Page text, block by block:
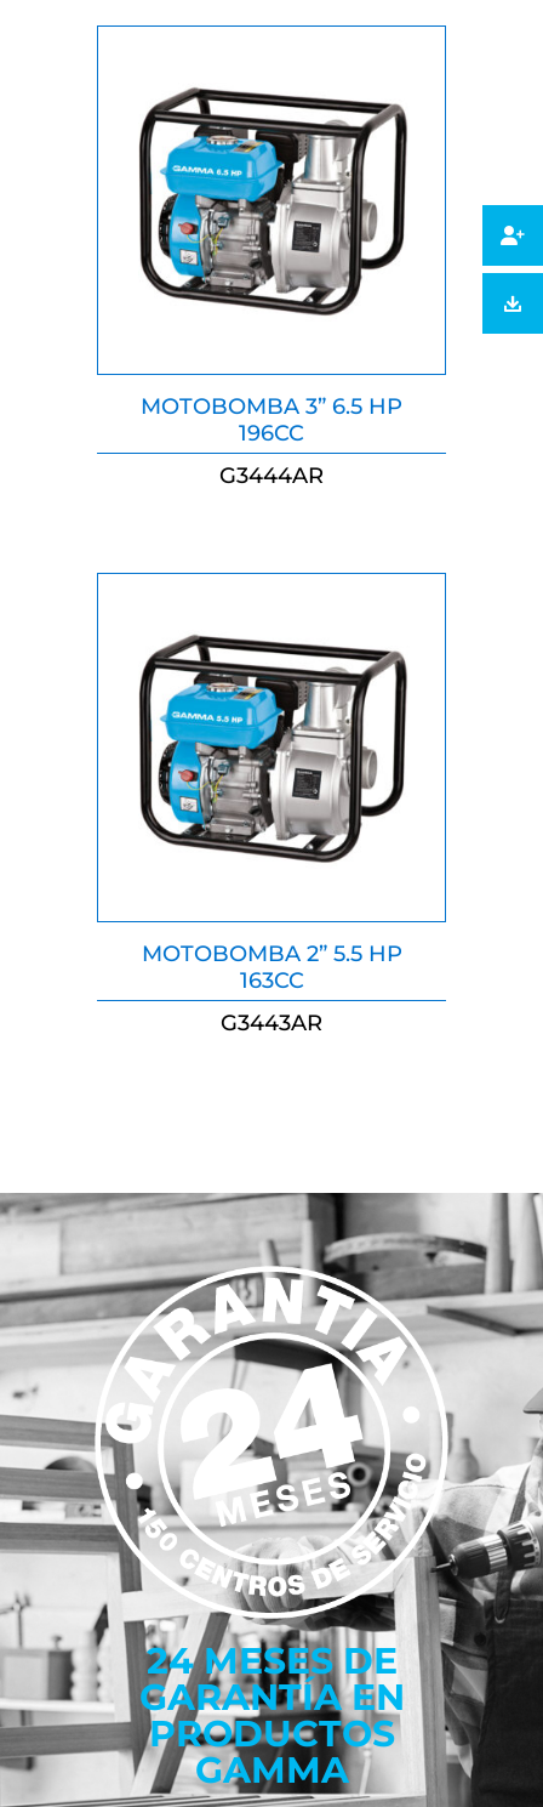
MOTOBOMBA 3” 6.5 HP
196CC
G3444AR
MOTOBOMBA 2” 5.5 HP
163CC
G3443AR
24 MESES DE
GARANTÍA EN
PRODUCTOS
GAMMA